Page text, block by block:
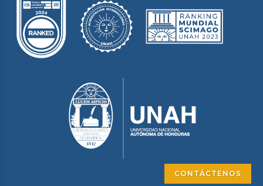
CONTÁCTENOS